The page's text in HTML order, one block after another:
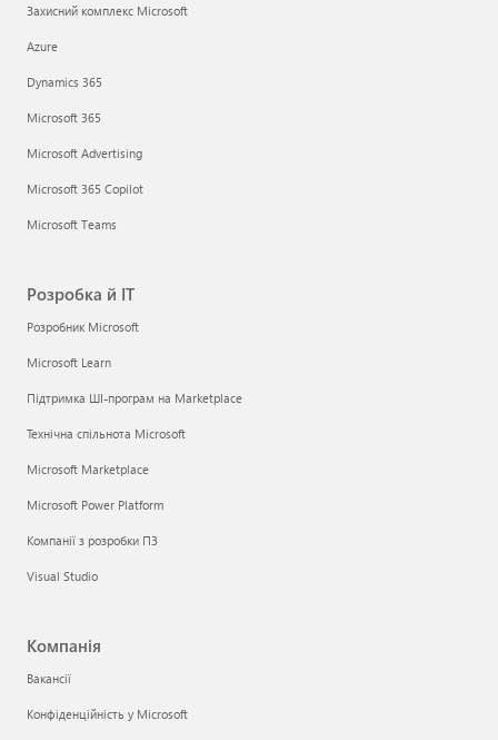
Захисний комплекс Microsoft
Azure
Dynamics 365
Microsoft 365
Microsoft Advertising
Microsoft 365 Copilot
Microsoft Teams
Розробка й ІТ
Розробник Microsoft
Microsoft Learn
Підтримка ШІ-програм на Marketplace
Технічна спільнота Microsoft
Microsoft Marketplace
Microsoft Power Platform
Компанії з розробки ПЗ
Visual Studio
Компанія
Вакансії
Конфіденційність у Microsoft